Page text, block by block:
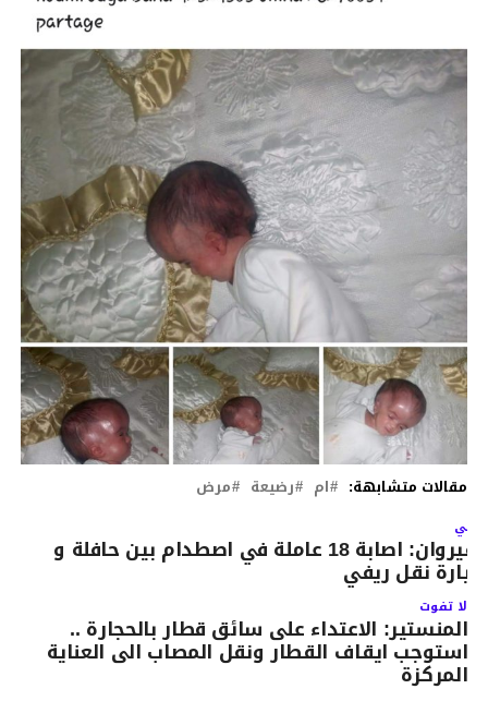
مقالات متشابهة: ام رضيعة مرض
القيروان: اصابة 18 عاملة في اصطدام بين حافلة و
نقل ريفي
لا تفوت
المنستير: الاعتداء على سائق قطار بالحجارة ..
استوجب ايقاف القطار ونقل المصاب الى العناية
المركزة